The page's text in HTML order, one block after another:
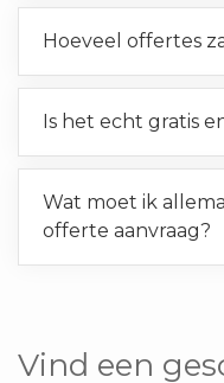
Hoeveel offertes
Is het echt gratis
Wat moet ik
offerte aanvraag?
Vind een